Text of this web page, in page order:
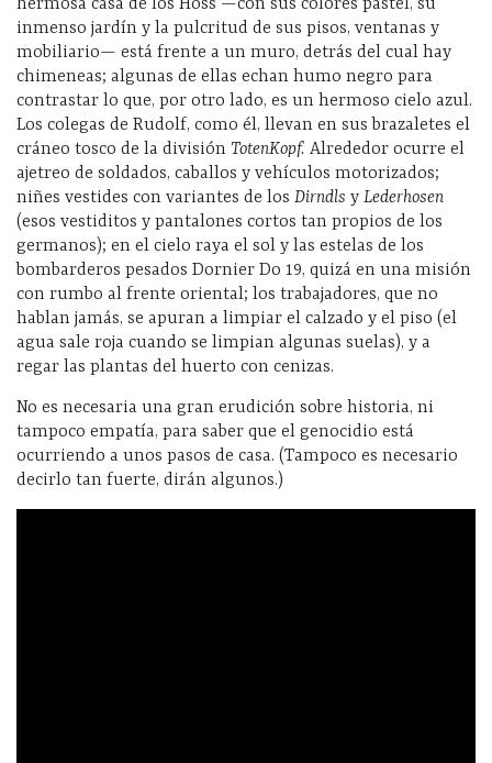
inmenso jardín y la pulcritud de sus pisos, ventanas y
mobiliario— está frente a un muro, detrás del cual hay
chimeneas; algunas de ellas echan humo negro para
contrastar lo que, por otro lado, es un hermoso cielo azul.
Los colegas de Rudolf, como él, llevan en sus brazaletes el
cráneo tosco de la división TotenKopf. Alrededor ocurre el
ajetreo de soldados, caballos y vehículos motorizados;
niñes vestides con variantes de los Dirndls y Lederhosen
(esos vestiditos y pantalones cortos tan propios de los
germanos); en el cielo raya el sol y las estelas de los
bombarderos pesados Dornier Do 19, quizá en una misión
con rumbo al frente oriental; los trabajadores, que no
hablan jamás, se apuran a limpiar el calzado y el piso (el
agua sale roja cuando se limpian algunas suelas), y a
regar las plantas del huerto con cenizas.
No es necesaria una gran erudición sobre historia, ni
tampoco empatía, para saber que el genocidio está
ocurriendo a unos pasos de casa. (Tampoco es necesario
decirlo tan fuerte, dirán algunos.)